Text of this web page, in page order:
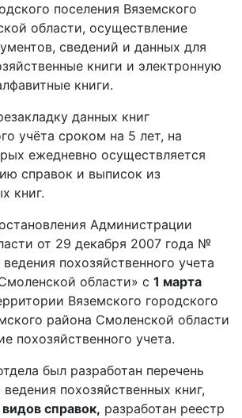
поселения Вяземского
области, осуществление
сведений и данных для
книги и электронную
книги.
данных книг
учёта сроком на 5 лет, на
ежедневно осуществляется
справок и выписок из
книг.
Администрации
от 29 декабря 2007 года №
похозяйственного учета
области» с 1 марта
Вяземского городского
района Смоленской области
похозяйственного учета.
был разработан перечень
похозяйственных книг,
справок, разработан реестр